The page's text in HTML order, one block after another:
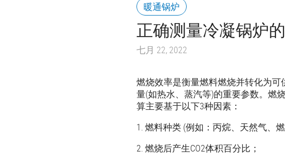
暖通锅炉
正确测量冷凝锅炉
七月 22, 2022
燃烧效率是衡量燃料燃烧并转化为可
量(如热水、蒸汽等)的重要参数。燃
算主要基于以下3种因素：
1. 燃料种类 (例如：丙烷、天然气、燃
2. 燃烧后产生CO2体积百分比；